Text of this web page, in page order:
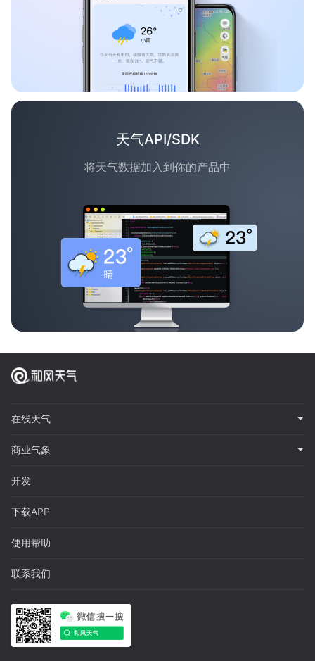
天气API/SDK
将天气数据加入到你的产品中
在线天气
商业气象
开发
下载APP
使用帮助
联系我们